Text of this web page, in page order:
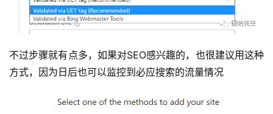
不过步骤就有点多，如果对SEO感兴趣的，也很建议用这种
方式，因为日后也可以监控到必应搜索的流量情况